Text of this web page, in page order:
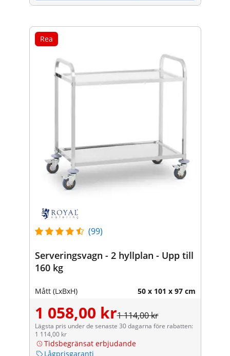
Rea
(99)
Serveringsvagn - 2 hyllplan - Upp till
160 kg
Mått (LxBxH) 50 x 101 x 97 cm
1 058,00 kr1 114,00 kr
Lägsta pris under de senaste 30 dagarna före rabatten:
1 114,00 kr
Tidsbegränsat erbjudande
Lågprisgaranti